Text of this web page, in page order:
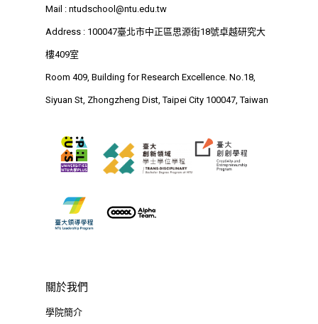
Mail : ntudschool@ntu.edu.tw
Address : 100047臺北市中正區思源街18號卓越研究大
樓409室
Room 409, Building for Research Excellence. No.18,
Siyuan St, Zhongzheng Dist, Taipei City 100047, Taiwan
關於我們
學院簡介